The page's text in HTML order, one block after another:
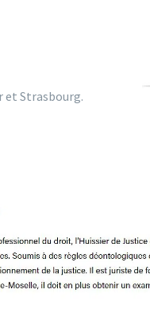
et Strasbourg.